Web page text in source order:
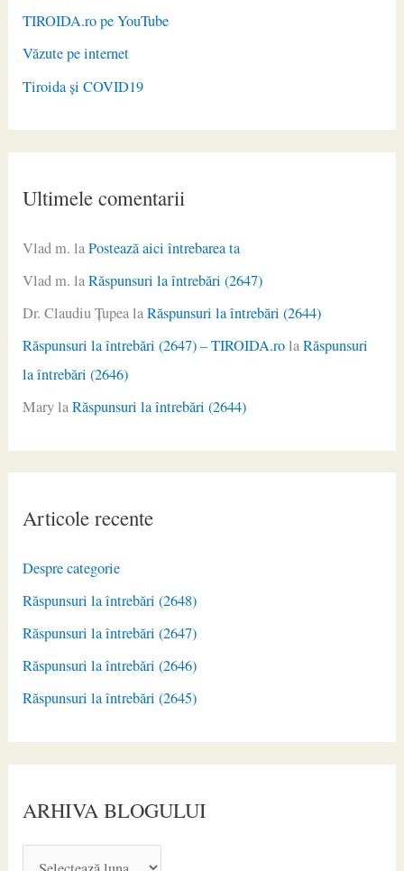
TIROIDA.ro pe YouTube
Văzute pe internet
Tiroida și COVID19
Ultimele comentarii
Vlad m. laPostează aici întrebarea ta
Vlad m. laRăspunsuri la întrebări (2647)
Dr. Claudiu ŢupealaRăspunsuri la întrebări (2644)
Răspunsuri la întrebări (2647) – TIROIDA.rolaRăspunsuri
la întrebări (2646)
MarylaRăspunsuri la întrebări (2644)
Articole recente
Despre categorie
Răspunsuri la întrebări (2648)
Răspunsuri la întrebări (2647)
Răspunsuri la întrebări (2646)
Răspunsuri la întrebări (2645)
ARHIVA BLOGULUI